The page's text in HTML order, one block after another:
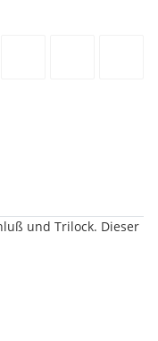
und Trilock. Dieser